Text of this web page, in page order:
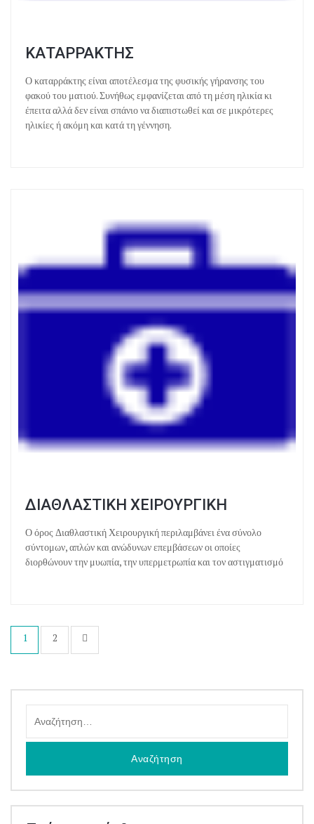
ΚΑΤΑΡΡΑΚΤΗΣ
Ο καταρράκτης είναι αποτέλεσμα της φυσικής γήρανσης του
φακού του ματιού. Συνήθως εμφανίζεται από τη μέση ηλικία κι
έπειτα αλλά δεν είναι σπάνιο να διαπιστωθεί και σε μικρότερες
ηλικίες ή ακόμη και κατά τη γέννηση.
ΔΙΑΘΛΑΣΤΙΚΗ ΧΕΙΡΟΥΡΓΙΚΗ
Ο όρος Διαθλαστική Χειρουργική περιλαμβάνει ένα σύνολο
σύντομων, απλών και ανώδυνων επεμβάσεων οι οποίες
διορθώνουν την μυωπία, την υπερμετρωπία και τον αστιγματισμό
Σελιδοποίηση
άρθρων
1 2
για: